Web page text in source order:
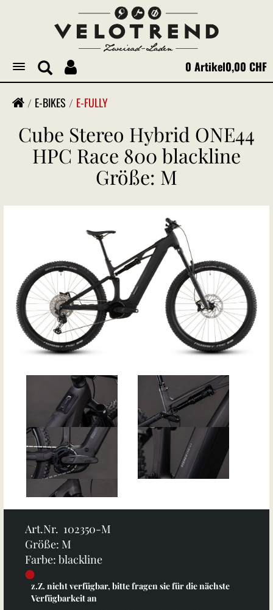
Toggle
navigation
0 Artikel0,00 CHF
E-BIKES E-FULLY
Cube Stereo Hybrid ONE44
HPC Race 800 blackline
Größe: M
Art.Nr. 102350-M
Größe: M
Farbe: blackline
z.Z. nicht verfügbar, bitte fragen sie für die nächste
Verfügbarkeit an